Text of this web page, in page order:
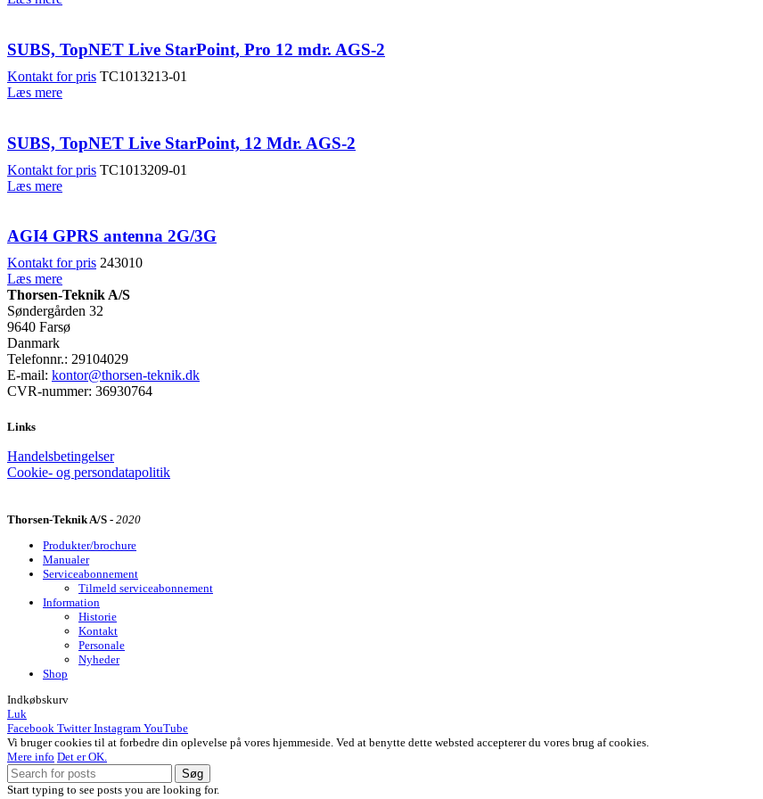
SUBS, TopNET Live StarPoint, Pro 12 mdr. AGS-2
Kontakt for pris TC1013213-01
Læs mere
SUBS, TopNET Live StarPoint, 12 Mdr. AGS-2
Kontakt for pris TC1013209-01
Læs mere
AGI4 GPRS antenna 2G/3G
Kontakt for pris 243010
Læs mere
Thorsen-Teknik A/S
Søndergården 32
9640 Farsø
Danmark
Telefonnr.: 29104029
E-mail: kontor@thorsen-teknik.dk
CVR-nummer: 36930764
Links
Handelsbetingelser
Cookie- og persondatapolitik
Thorsen-Teknik A/S - 2020
Produkter/brochure
Manualer
Serviceabonnement
Tilmeld serviceabonnement
Information
Historie
Kontakt
Personale
Nyheder
Shop
Indkøbskurv
Luk
Facebook Twitter Instagram YouTube
Vi bruger cookies til at forbedre din oplevelse på vores hjemmeside. Ved at benytte dette websted accepterer du vores brug af cookies.
Mere info Det er OK.
Søg
Start typing to see posts you are looking for.